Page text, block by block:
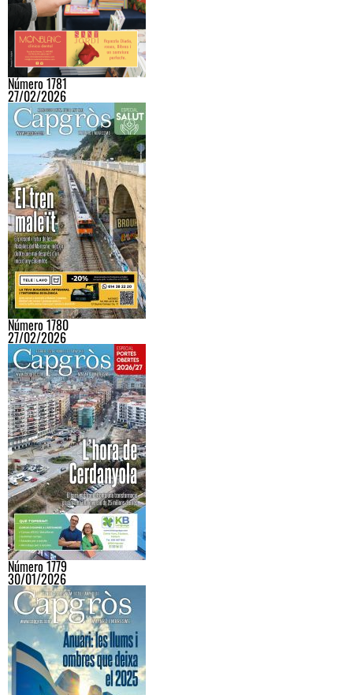
Número 1781
27/02/2026
Número 1780
27/02/2026
Número 1779
30/01/2026